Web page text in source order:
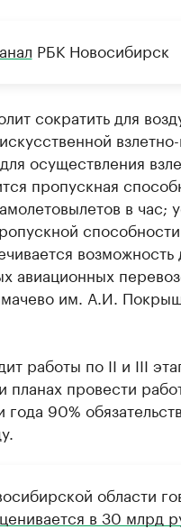
РБК Новосибирск
сократить для
осуществления
пропускная
в час;
возможность
авиационных
им. А.И.
работы по II и III
провести
90%
области
в 30 млрд